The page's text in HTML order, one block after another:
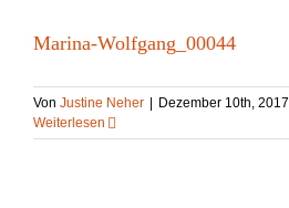
Marina-Wolfgang_00044
Von Justine Neher Dezember 10th, 2017
Weiterlesen